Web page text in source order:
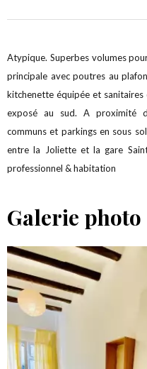
Atypique. Superbes volumes
principale avec poutres au
kitchenette équipée et sanitaires
exposé au sud. A proximité
communs et parkings en sous
entre la Joliette et la gare
professionnel & habitation
Galerie photo